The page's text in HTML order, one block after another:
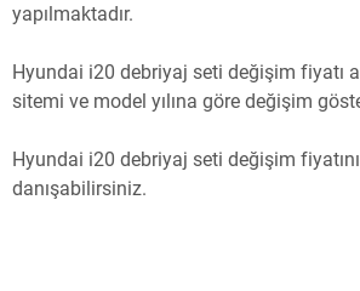
yapılmaktadır.
Hyundai i20 debriyaj seti değişim fiyatı
sitemi ve model yılına göre değişim
Hyundai i20 debriyaj seti değişim fiyatını
danışabilirsiniz.